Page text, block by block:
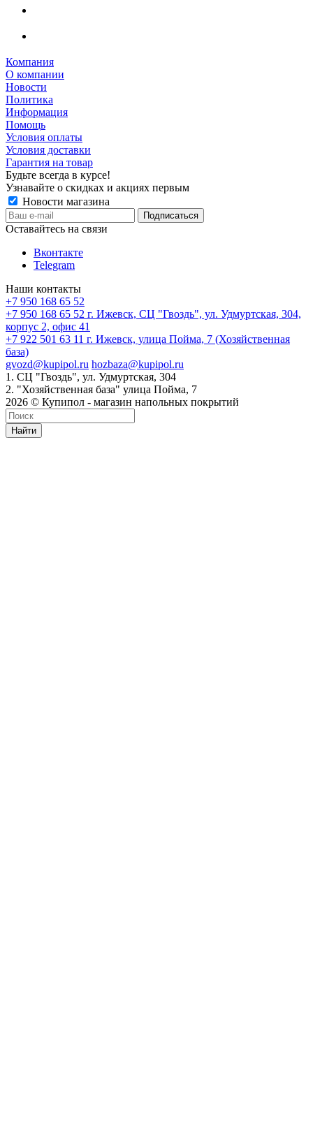
Компания
О компании
Новости
Политика
Информация
Помощь
Условия оплаты
Условия доставки
Гарантия на товар
Будьте всегда в курсе!
Узнавайте о скидках и акциях первым
Новости магазина
Оставайтесь на связи
Вконтакте
Telegram
Наши контакты
+7 950 168 65 52
+7 950 168 65 52 г. Ижевск, СЦ "Гвоздь", ул. Удмуртская, 304,
корпус 2, офис 41
+7 922 501 63 11 г. Ижевск, улица Пойма, 7 (Хозяйственная
база)
gvozd@kupipol.ru hozbaza@kupipol.ru
1. СЦ "Гвоздь", ул. Удмуртская, 304
2. "Хозяйственная база" улица Пойма, 7
2026 © Купипол - магазин напольных покрытий
Найти